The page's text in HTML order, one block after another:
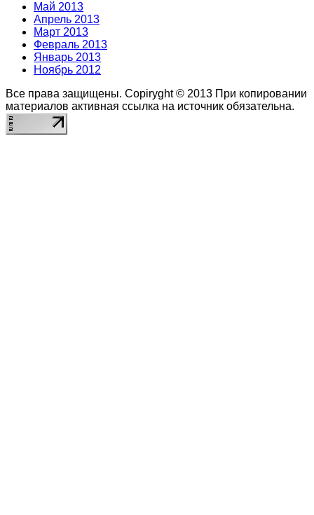
Май 2013
Апрель 2013
Март 2013
Февраль 2013
Январь 2013
Ноябрь 2012
Все права защищены. Copiryght © 2013 При копировании
материалов активная ссылка на источник обязательна.